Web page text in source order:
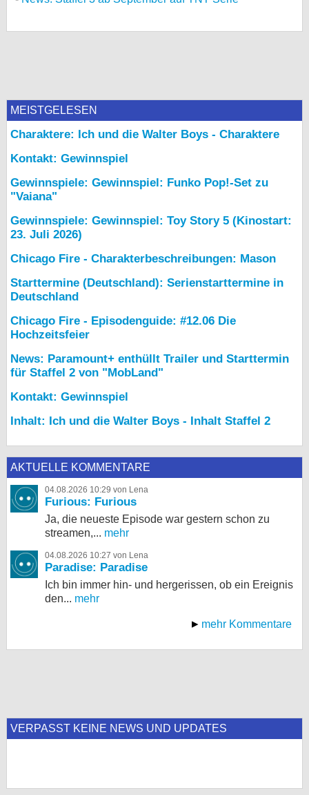
MEISTGELESEN
Charaktere: Ich und die Walter Boys - Charaktere
Kontakt: Gewinnspiel
Gewinnspiele: Gewinnspiel: Funko Pop!-Set zu
"Vaiana"
Gewinnspiele: Gewinnspiel: Toy Story 5 (Kinostart:
23. Juli 2026)
Chicago Fire - Charakterbeschreibungen: Mason
Starttermine (Deutschland): Serienstarttermine in
Deutschland
Chicago Fire - Episodenguide: #12.06 Die
Hochzeitsfeier
News: Paramount+ enthüllt Trailer und Starttermin
für Staffel 2 von "MobLand"
Kontakt: Gewinnspiel
Inhalt: Ich und die Walter Boys - Inhalt Staffel 2
AKTUELLE KOMMENTARE
04.08.2026 10:29 von Lena
Furious: Furious
Ja, die neueste Episode war gestern schon zu
streamen,... mehr
04.08.2026 10:27 von Lena
Paradise: Paradise
Ich bin immer hin- und hergerissen, ob ein Ereignis
den... mehr
mehr Kommentare
VERPASST KEINE NEWS UND UPDATES